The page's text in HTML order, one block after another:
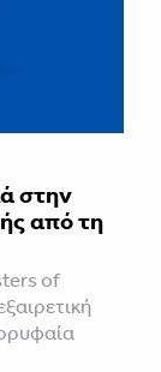
στην
από τη
of